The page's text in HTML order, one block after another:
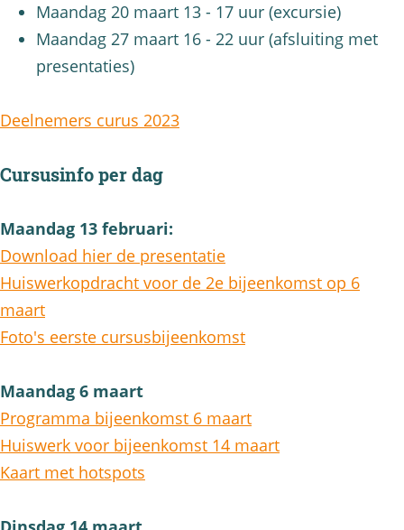
Maandag 20 maart 13 - 17 uur (excursie)
Maandag 27 maart 16 - 22 uur (afsluiting met
presentaties)
Deelnemers curus 2023
Cursusinfo per dag
Maandag 13 februari:
Download hier de presentatie
Huiswerkopdracht voor de 2e bijeenkomst op 6
maart
Foto's eerste cursusbijeenkomst
Maandag 6 maart
Programma bijeenkomst 6 maart
Huiswerk voor bijeenkomst 14 maart
Kaart met hotspots